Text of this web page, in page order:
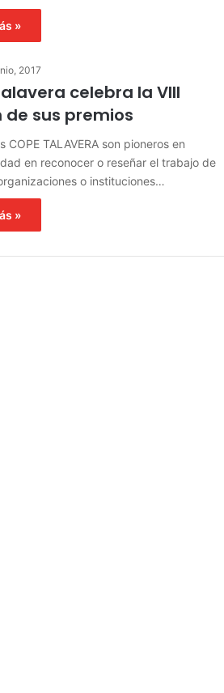
»
2017
celebra la VIII
de sus premios
COPE TALAVERA son pioneros en
en reconocer o reseñar el trabajo de
o instituciones…
»